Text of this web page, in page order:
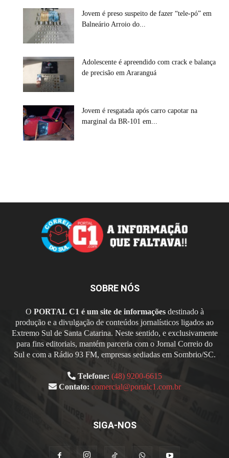
Jovem é preso suspeito de fazer “tele-pó” em
Balneário Arroio do...
Adolescente é apreendido com crack e balança
de precisão em Araranguá
Jovem é resgatada após carro capotar na
marginal da BR-101 em...
SOBRE NÓS
O PORTAL C1 é um site de informaçõesdestinado à
produção e a divulgação de conteúdos jornalísticos ligados ao
Extremo Sul de Santa Catarina. Neste sentido, e exclusivamente
para fins editoriais, mantém parceria com o Jornal Correio do
Sul e com a Rádio 93 FM, empresas sediadas em Sombrio/SC.
Telefone: (48) 9200-6615
Contato: comercial@portalc1.com.br
SIGA-NOS